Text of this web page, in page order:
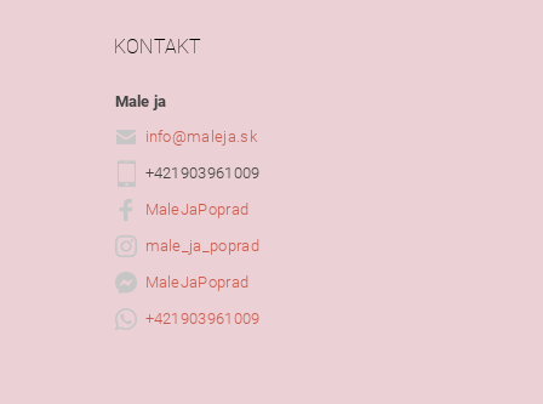
KONTAKT
Male ja
info@maleja.sk
+421903961009
MaleJaPoprad
male_ja_poprad
MaleJaPoprad
+421903961009